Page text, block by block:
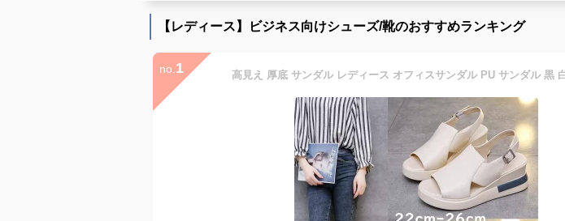
【レディース】ビジネス向けシューズ/靴のおすすめランキング
no. 1